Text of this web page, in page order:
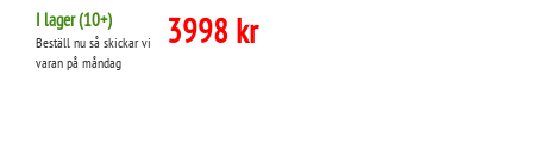
I lager (10+)
Beställ nu så skickar vi
varan på måndag
3998 kr